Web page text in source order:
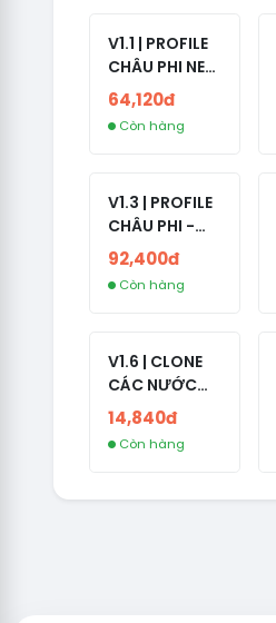
V1.1 | PROFILE
CHÂU PHI NEW
- NO 2FA - ĐA
SỐ BẠN BÈ
CAO
64,120đ
Còn hàng
V1.3 | PROFILE
CHÂU PHI -
NO 2FA - LIVE
ADS
92,400đ
Còn hàng
V1.6 | CLONE
CÁC NƯỚC
CÓ 2FA -
GERMANY -
TKQC TẠO
LIVE ADS - VER
14,840đ
Còn hàng